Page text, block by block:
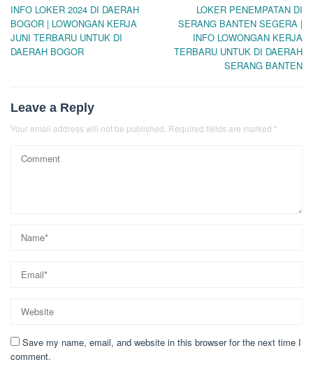
navigation
INFO LOKER 2024 DI DAERAH
BOGOR | LOWONGAN KERJA
JUNI TERBARU UNTUK DI
DAERAH BOGOR
LOKER PENEMPATAN DI
SERANG BANTEN SEGERA |
INFO LOWONGAN KERJA
TERBARU UNTUK DI DAERAH
SERANG BANTEN
Leave a Reply
Your email address will not be published. Required fields are marked *
Save my name, email, and website in this browser for the next time I
comment.